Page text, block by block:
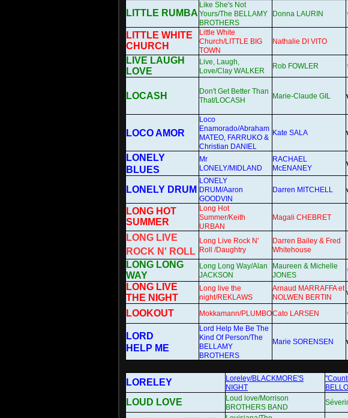
LITTLE RUMBA
Like She's Not
Yours/The BELLAMY
BROTHERS
Donna LAURIN
LITTLE WHITE
CHURCH
Little White
Church/LITTLE BIG
TOWN
Nathalie DI VITO
LIVE LAUGH
LOVE
Live, Laugh,
Love/Clay WALKER
Rob FOWLER
LOCASH
Don't Get Better Than
That/LOCASH
Marie-Claude GIL
LOCO AMOR
Loco
Enamorado/Abraham
MATEO, FARRUKO &
Christian DANIEL
Kate SALA
LONELY
BLUES
Mr
LONELY/MIDLAND
RACHAEL
McENANEY
LONELY DRUM
LONELY
DRUM/Aaron
GOODVIN
Darren MITCHELL
LONG HOT
SUMMER
Long Hot
Summer/Keith
URBAN
Magali CHEBRET
LONG LIVE
ROCK N' ROLL
Long Live Rock N'
Roll /Daughtry
Darren Bailey & Fred
Whitehouse
LONG LONG
WAY
Long Long Way/Alan
JACKSON
Maureen & Michelle
JONES
LONG LIVE
THE NIGHT
Long live the
night/REKLAWS
Arnaud MARRAFFA et
NOLWEN BERTIN
LOOKOUT Mokkamann/PLUMBOCato LARSEN
LORD
HELP ME
Lord Help Me Be The
Kind Of Person/The
BELLAMY
BROTHERS
Marie SORENSEN
LORELEY
Loreley/BLACKMORE'S
NIGHT
BELLO
LOUD LOVE
Loud love/Morrison
BROTHERS BAND